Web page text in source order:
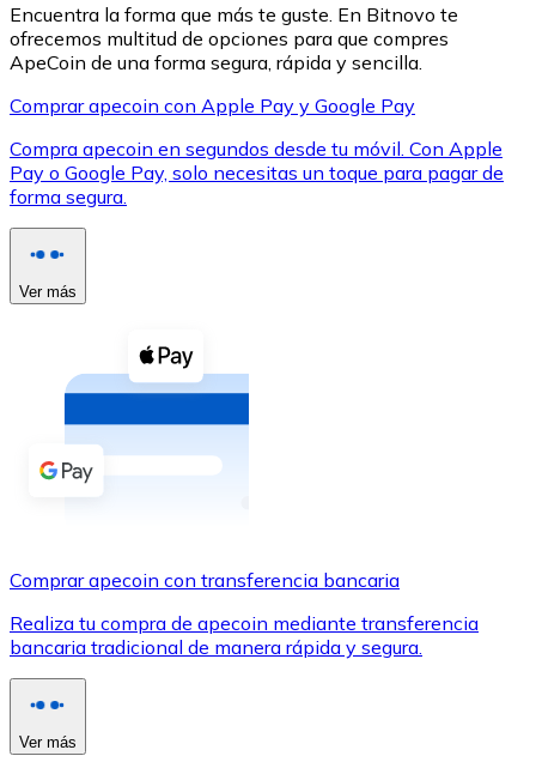
XRP
XRP
Ver todo
Compra criptomonedas con efectivo en tu tienda más
Comprar con efectivo
Transferencia SEPA
Utiliza tarjetas Visa y Mastercard para comprar
Comprar con tarjeta
Encuentra la forma que más te guste. En Bitnovo te
ofrecemos multitud de opciones para que compres
ApeCoin de una forma segura, rápida y sencilla.
Comprar apecoin con Apple Pay y Google Pay
Compra apecoin en segundos desde tu móvil. Con Apple
Pay o Google Pay, solo necesitas un toque para pagar de
forma segura.
Ver más
Comprar apecoin con transferencia bancaria
Realiza tu compra de apecoin mediante transferencia
bancaria tradicional de manera rápida y segura.
Ver más